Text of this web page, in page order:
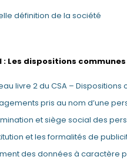
définition de la société
: Les dispositions
livre 2 du CSA –
pris au nom d’une
et siège social des
et les formalités de
des données à caractère